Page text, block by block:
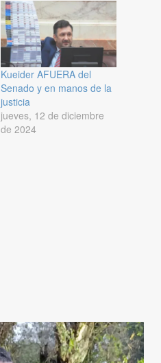
Kueider AFUERA del
Senado y en manos de la
justicia
jueves, 12 de diciembre
de 2024